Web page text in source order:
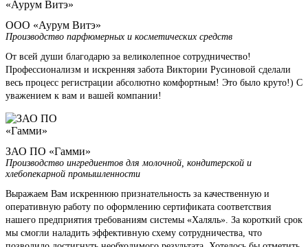
ООО «Аурум Витэ»
Производство парфюмерных и косметических средств
От всей души благодарю за великолепное сотрудничество!
Профессионализм и искренняя забота Виктории Русиновой сделали
весь процесс регистрации абсолютно комфортным! Это было круто!) С
уважением к вам и вашей компании!
ЗАО ПО «Гамми»
Производство ингредиентов для молочной, кондитерской и
хлебопекарной промышленности
Выражаем Вам искреннюю признательность за качественную и
оперативную работу по оформлению сертификата соответствия
нашего предприятия требованиям системы «Халяль». За короткий срок
мы смогли наладить эффективную схему сотрудничества, что